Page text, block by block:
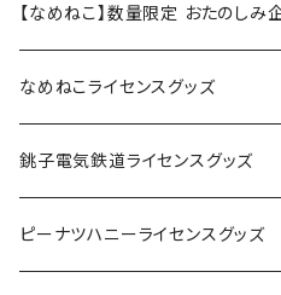
【なめねこ】数量限定 おたのしみ
なめねこライセンスグッズ
Tシャツ
キャップ
銚子電気鉄道ライセンスグッズ
ステッカー
ピーナツハニーライセンスグッズ